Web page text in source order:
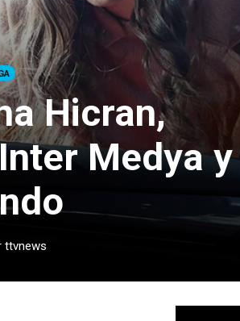
Hicran,
Medya y
ttvnews